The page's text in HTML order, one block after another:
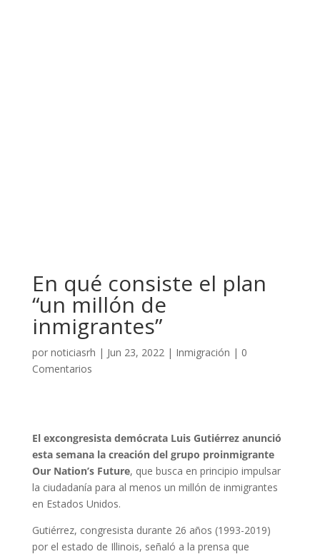
En qué consiste el plan
“un millón de
inmigrantes”
por noticiasrh | Jun 23, 2022| Inmigración | 0
Comentarios
El excongresista demócrata Luis Gutiérrez anunció
esta semana la creación del grupo proinmigrante
Our Nation’s Future, que busca en principio impulsar
la ciudadanía para al menos un millón de inmigrantes
en Estados Unidos.
Gutiérrez, congresista durante 26 años (1993-2019)
por el estado de Illinois, señaló a la prensa que